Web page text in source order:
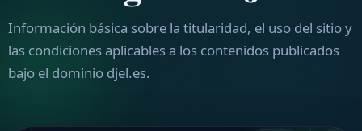
Kaimori
Project 02 — En desarrollo
Información básica sobre la titularidad, el uso del sitio y
las condiciones aplicables a los contenidos publicados
bajo el dominio djel.es.